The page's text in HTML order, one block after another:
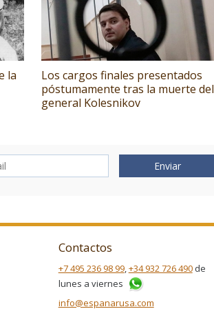
la
Los cargos finales presentados
póstumamente tras la muerte del
general Kolesnikov
Enviar
Contactos
+7 495 236 98 99,+34 932 726 490de
lunes a viernes
info@espanarusa.com